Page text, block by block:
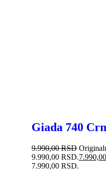
Giada 740
9.990,00RSD
9.990,00 RSD.7.990,00
7.990,00 RSD.